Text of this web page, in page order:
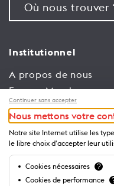
Où nous trouver
Institutionnel
A propos de nous
Espace Membres
Emploi
Conditions générales
d’utilisation
Politique de
confidentialité
Continuer sans accepter
Nous mettons votre
Notre site Internet utilise les
le libre choix d'accepter leur
Cookies nécessaires ?
Cookies de performance